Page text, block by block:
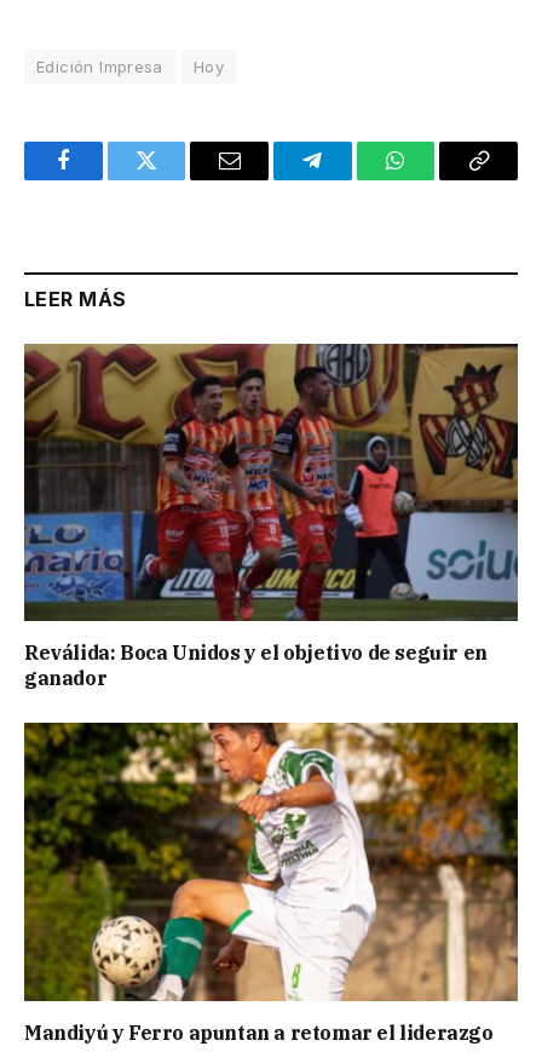
Edición Impresa Hoy
FacebookTwitter Email TelegramWhatsAppCopy
LEER MÁS
Reválida: Boca Unidos y el objetivo de seguir en
ganador
Mandiyú y Ferro apuntan a retomar el liderazgo